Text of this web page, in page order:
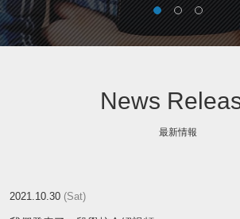
News
最新情報
2021.10.30 (Sat)